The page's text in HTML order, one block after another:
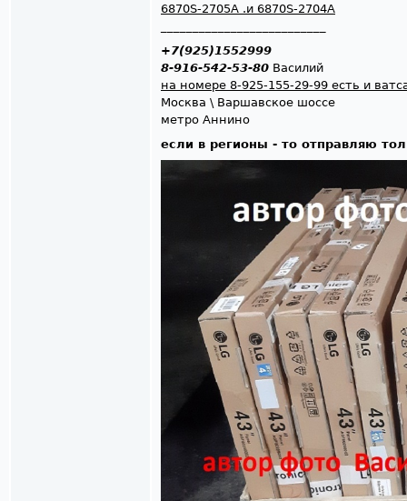
6870S-2705A .и 6870S-2704A
+7(925)1552999
8-916-542-53-80 Василий
на номере 8-925-155-29-99 есть и
Москва \ Варшавскоe шоссe
мeтро Аннино
если в регионы - то отправляю